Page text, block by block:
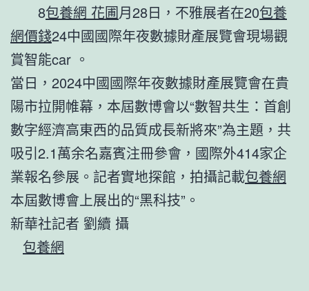
8包養網 花圃月28日，不雅展者在20包養
網價錢24中國國際年夜數據財產展覽會現場觀
賞智能car 。
當日，2024中國國際年夜數據財產展覽會在貴
陽市拉開帷幕，本屆數博會以“數智共生：首創
數字經濟高東西的品質成長新將來”為主題，共
吸引2.1萬余名嘉賓注冊參會，國際外414家企
業報名參展。記者實地探館，拍攝記載包養網
本屆數博會上展出的“黑科技”。
新華社記者 劉續 攝
包養網